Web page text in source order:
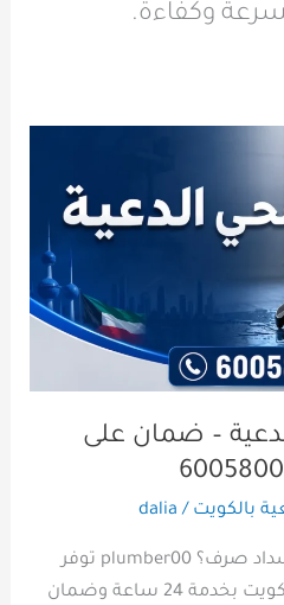
وكفاءة.
– ضمان على
بالكويت /
dalia
هل تعاني من تسربات أو انسداد صرف؟ plumber00 توفر
فني صحي جمعية الدعية بالكويت بخدمة 24 ساعة وضمان